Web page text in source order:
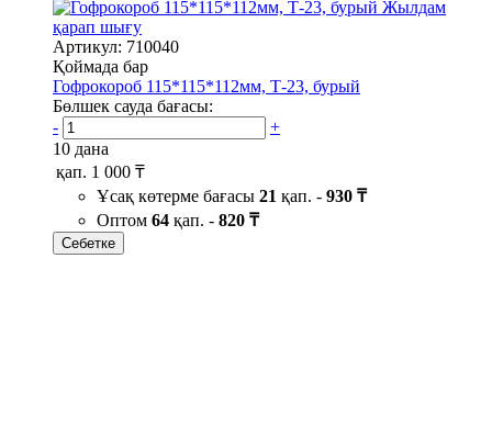
Жылдам
қарап шығу
Артикул: 710040
Қоймада бар
Гофрокороб 115*115*112мм, Т-23, бурый
Бөлшек сауда бағасы:
-
+
10 дана
қап. 1 000 ₸
Ұсақ көтерме бағасы 21 қап. - 930 ₸
Оптом 64 қап. - 820 ₸
Себетке